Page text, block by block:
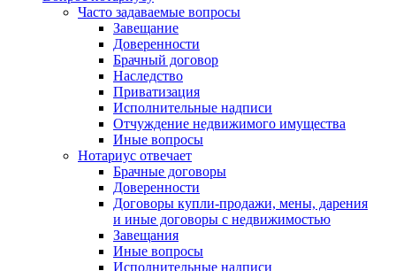
Часто задаваемые вопросы
Завещание
Доверенности
Брачный договор
Наследство
Приватизация
Исполнительные надписи
Отчуждение недвижимого имущества
Иные вопросы
Нотариус отвечает
Брачные договоры
Доверенности
Договоры купли-продажи, мены, дарения
и иные договоры с недвижимостью
Завещания
Иные вопросы
Исполнительные надписи